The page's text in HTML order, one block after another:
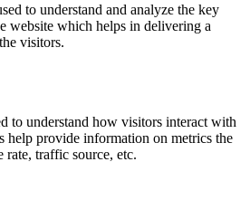
to understand and analyze the key
website which helps in delivering a
visitors.
to understand how visitors interact with
help provide information on metrics the
traffic source, etc.